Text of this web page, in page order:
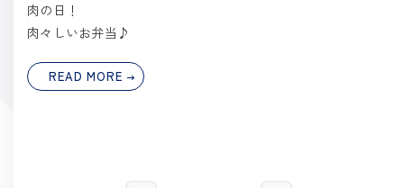
肉の日！
肉々しいお弁当♪
READ MORE